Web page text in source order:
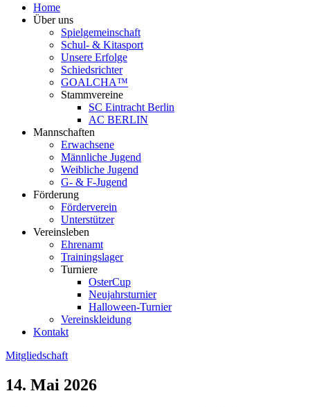
Home
Über uns
Spielgemeinschaft
Schul- & Kitasport
Unsere Erfolge
Schiedsrichter
GOALCHA™
Stammvereine
SC Eintracht Berlin
AC BERLIN
Mannschaften
Erwachsene
Männliche Jugend
Weibliche Jugend
G- & F‑Jugend
Förderung
Förderverein
Unterstützer
Vereinsleben
Ehrenamt
Trainingslager
Turniere
OsterCup
Neujahrsturnier
Halloween-Turnier
Vereinskleidung
Kontakt
Mitgliedschaft
14. Mai 2026